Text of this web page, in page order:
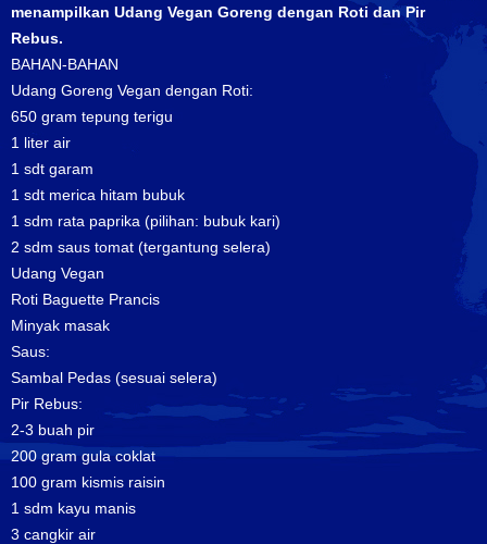
menampilkan Udang Vegan Goreng dengan Roti dan Pir
Rebus.
BAHAN-BAHAN
Udang Goreng Vegan dengan Roti:
650 gram tepung terigu
1 liter air
1 sdt garam
1 sdt merica hitam bubuk
1 sdm rata paprika (pilihan: bubuk kari)
2 sdm saus tomat (tergantung selera)
Udang Vegan
Roti Baguette Prancis
Minyak masak
Saus:
Sambal Pedas (sesuai selera)
Pir Rebus:
2-3 buah pir
200 gram gula coklat
100 gram kismis raisin
1 sdm kayu manis
3 cangkir air